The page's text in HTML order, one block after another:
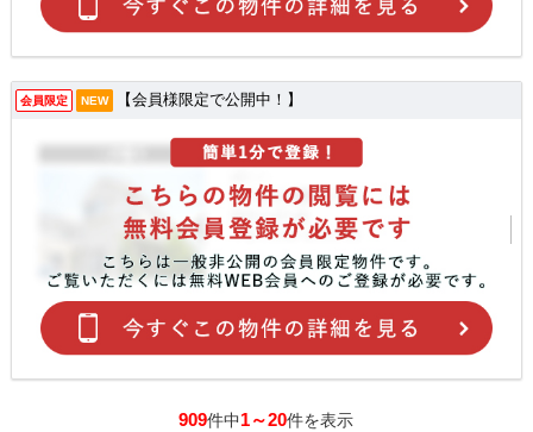
会員限定 NEW 【会員様限定で公開中！】
909件中1～20件を表示